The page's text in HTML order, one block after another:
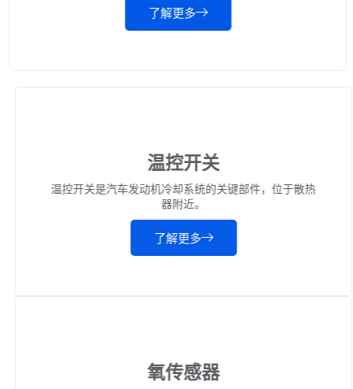
了解更多
温控开关
温控开关是汽车发动机冷却系统的关键部件，位于散热
器附近。
了解更多
氧传感器